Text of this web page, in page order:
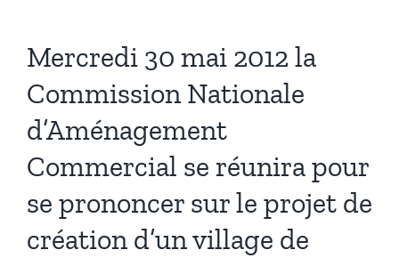
Mercredi 30 mai 2012 la
Commission Nationale
d’Aménagement
Commercial se réunira pour
se prononcer sur le projet de
création d’un village de